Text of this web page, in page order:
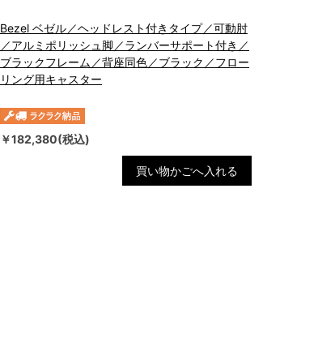
Bezel ベゼル／ヘッドレスト付きタイプ／可動肘
／アルミポリッシュ脚／ランバーサポート付き／
ブラックフレーム／背座同色／ブラック／フロー
リング用キャスター
￥182,380(税込)
買い物かごへ入れる